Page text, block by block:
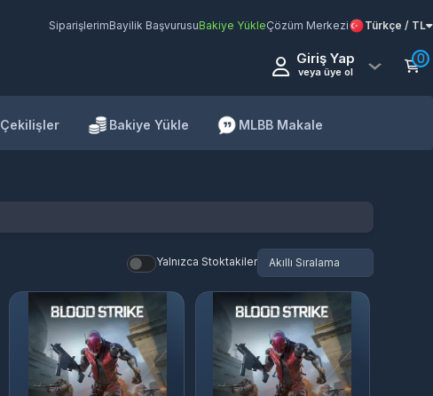
SiparişlerimBayilik BaşvurusuBakiye YükleÇözüm Merkezi Türkçe / TL
Giriş Yap
veya üye ol
0
Çekilişler Bakiye Yükle MLBB Makale
Yalnızca Stoktakiler